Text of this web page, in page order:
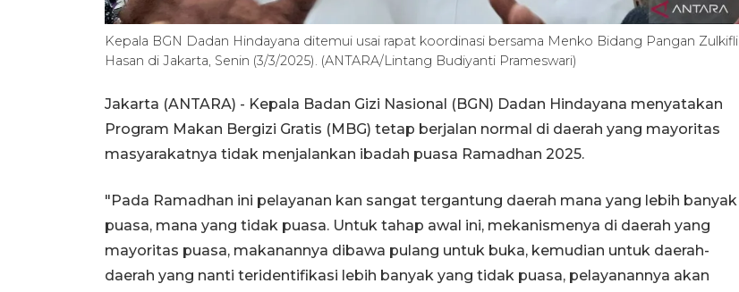
Kepala BGN Dadan Hindayana ditemui usai rapat koordinasi bersama Menko Bidang Pangan Zulkifli
Hasan di Jakarta, Senin (3/3/2025). (ANTARA/Lintang Budiyanti Prameswari)
Jakarta (ANTARA) - Kepala Badan Gizi Nasional (BGN) Dadan Hindayana menyatakan
Program Makan Bergizi Gratis (MBG) tetap berjalan normal di daerah yang mayoritas
masyarakatnya tidak menjalankan ibadah puasa Ramadhan 2025.
"Pada Ramadhan ini pelayanan kan sangat tergantung daerah mana yang lebih banyak
puasa, mana yang tidak puasa. Untuk tahap awal ini, mekanismenya di daerah yang
mayoritas puasa, makanannya dibawa pulang untuk buka, kemudian untuk daerah-
daerah yang nanti teridentifikasi lebih banyak yang tidak puasa, pelayanannya akan